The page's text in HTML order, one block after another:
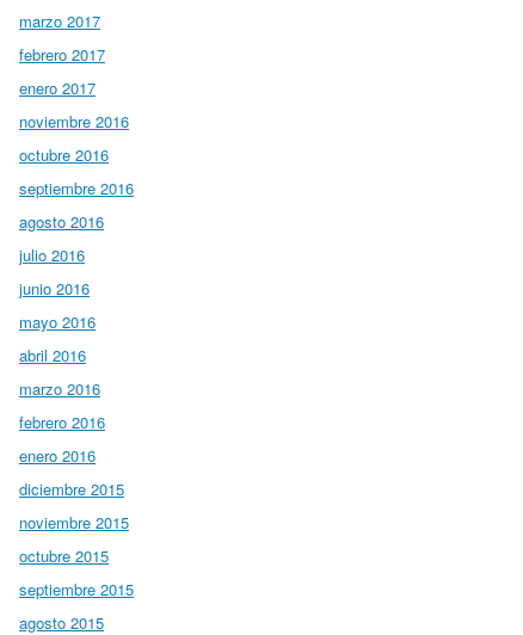
marzo 2017
febrero 2017
enero 2017
noviembre 2016
octubre 2016
septiembre 2016
agosto 2016
julio 2016
junio 2016
mayo 2016
abril 2016
marzo 2016
febrero 2016
enero 2016
diciembre 2015
noviembre 2015
octubre 2015
septiembre 2015
agosto 2015